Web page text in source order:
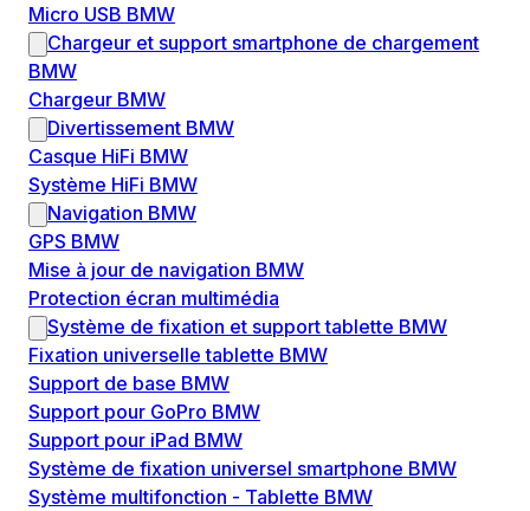
Micro USB BMW
Chargeur et support smartphone de chargement
BMW
Chargeur BMW
Divertissement BMW
Casque HiFi BMW
Système HiFi BMW
Navigation BMW
GPS BMW
Mise à jour de navigation BMW
Protection écran multimédia
Système de fixation et support tablette BMW
Fixation universelle tablette BMW
Support de base BMW
Support pour GoPro BMW
Support pour iPad BMW
Système de fixation universel smartphone BMW
Système multifonction - Tablette BMW